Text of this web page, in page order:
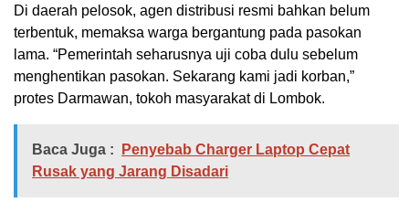
Di daerah pelosok, agen distribusi resmi bahkan belum
terbentuk, memaksa warga bergantung pada pasokan
lama. “Pemerintah seharusnya uji coba dulu sebelum
menghentikan pasokan. Sekarang kami jadi korban,”
protes Darmawan, tokoh masyarakat di Lombok.
Baca Juga :
Penyebab Charger Laptop Cepat
Rusak yang Jarang Disadari